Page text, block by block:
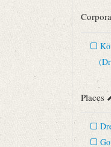
Places